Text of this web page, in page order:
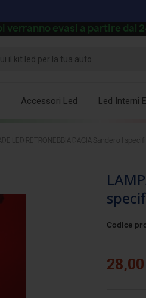
evasi a partire dal 24
Accessori Led Led Interni
LED RETRONEBBIA DACIA Sandero I
Codice